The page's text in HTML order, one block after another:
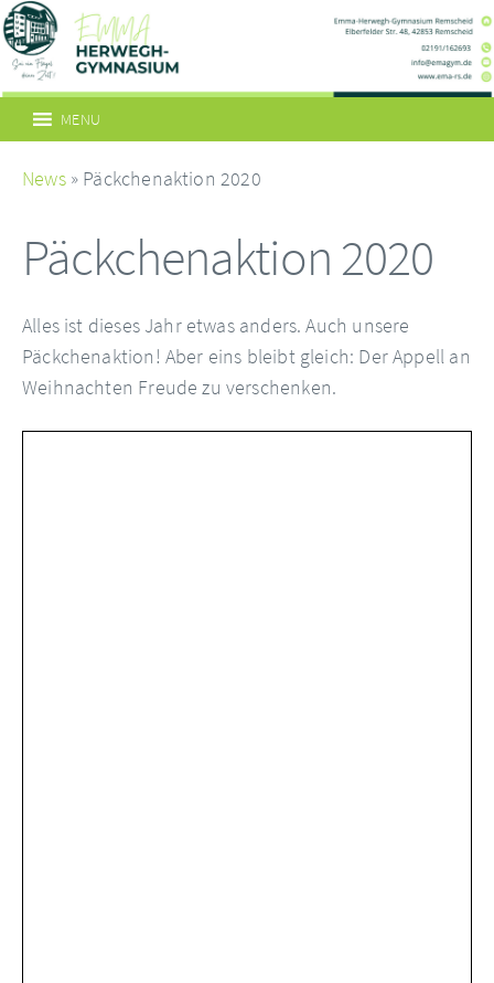
MENU
News» Päckchenaktion 2020
Päckchenaktion 2020
Alles ist dieses Jahr etwas anders. Auch unsere
Päckchenaktion! Aber eins bleibt gleich: Der Appell an
Weihnachten Freude zu verschenken.